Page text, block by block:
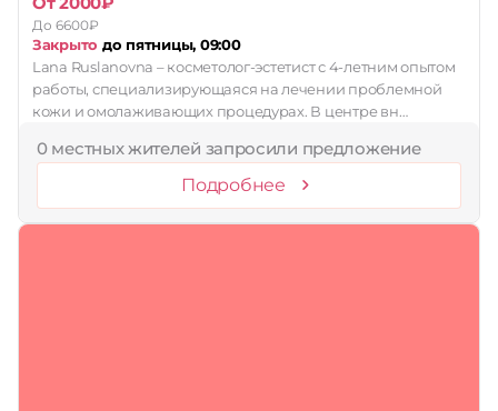
До 6600₽
Закрыто до пятницы, 09:00
Lana Ruslanovna – косметолог-эстетист с 4-летним опытом
работы, специализирующаяся на лечении проблемной
кожи и омолаживающих процедурах. В центре вн…
0 местных жителей запросили предложение
Подробнее